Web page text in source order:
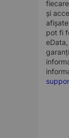
și
pot fi